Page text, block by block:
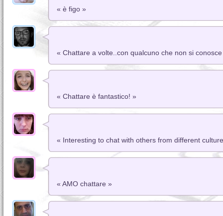
« è figo »
« Chattare a volte..con qualcuno che non si
« Chattare è fantastico! »
« Interesting to chat with others from different
« AMO chattare »